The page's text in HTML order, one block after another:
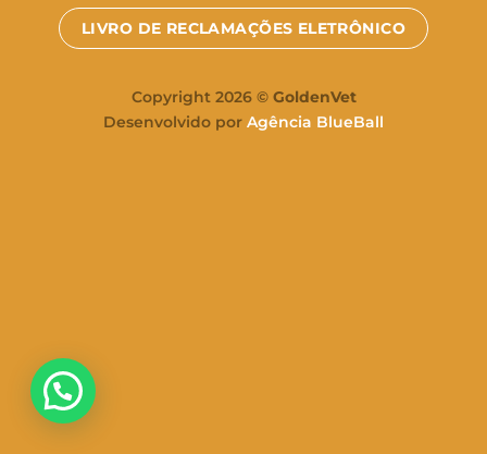
LIVRO DE RECLAMAÇÕES ELETRÔNICO
Copyright 2026 © GoldenVet
Desenvolvido por Agência BlueBall